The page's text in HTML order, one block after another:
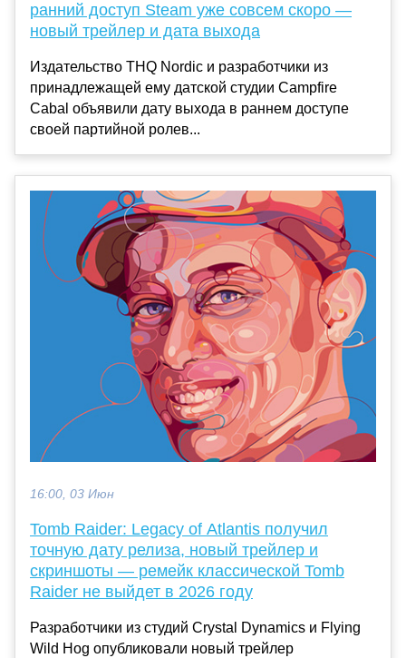
ранний доступ Steam уже совсем скоро —
новый трейлер и дата выхода
Издательство THQ Nordic и разработчики из
принадлежащей ему датской студии Campfire
Cabal объявили дату выхода в раннем доступе
своей партийной ролев...
16:00, 03 Июн
Tomb Raider: Legacy of Atlantis получил
точную дату релиза, новый трейлер и
скриншоты — ремейк классической Tomb
Raider не выйдет в 2026 году
Разработчики из студий Crystal Dynamics и Flying
Wild Hog опубликовали новый трейлер